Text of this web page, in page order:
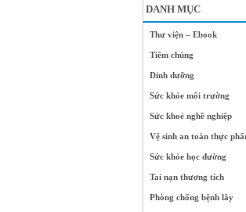
DANH MỤC
Thư viện – Ebook
Tiêm chủng
Dinh dưỡng
Sức khỏe môi trường
Sức khoẻ nghề nghiệp
Vệ sinh an toàn thực
Sức khỏe học đường
Tai nạn thương tích
Phòng chống bệnh lây